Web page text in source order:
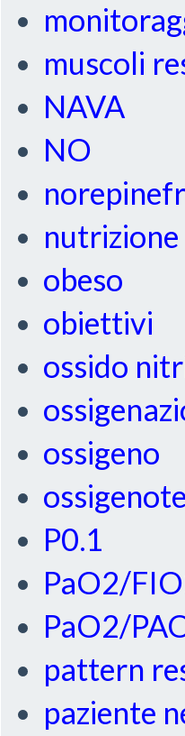
muscoli
NAVA
NO
nutrizione
obeso
obiettivi
ossido
ossigeno
P0.1
PaO2/
PaO2/
pattern
paziente